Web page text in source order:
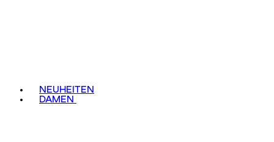
NEUHEITEN
DAMEN